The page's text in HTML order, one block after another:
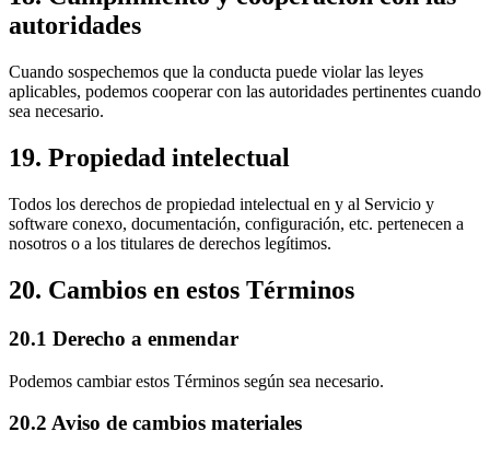
autoridades
Cuando sospechemos que la conducta puede violar las leyes
aplicables, podemos cooperar con las autoridades pertinentes cuando
sea necesario.
19. Propiedad intelectual
Todos los derechos de propiedad intelectual en y al Servicio y
software conexo, documentación, configuración, etc. pertenecen a
nosotros o a los titulares de derechos legítimos.
20. Cambios en estos Términos
20.1 Derecho a enmendar
Podemos cambiar estos Términos según sea necesario.
20.2 Aviso de cambios materiales